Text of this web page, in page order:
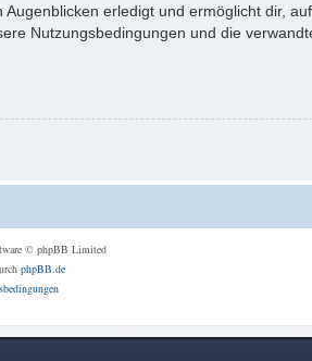
erledigt und ermöglicht dir,
Nutzungsbedingungen und die
© phpBB Limited
phpBB.de